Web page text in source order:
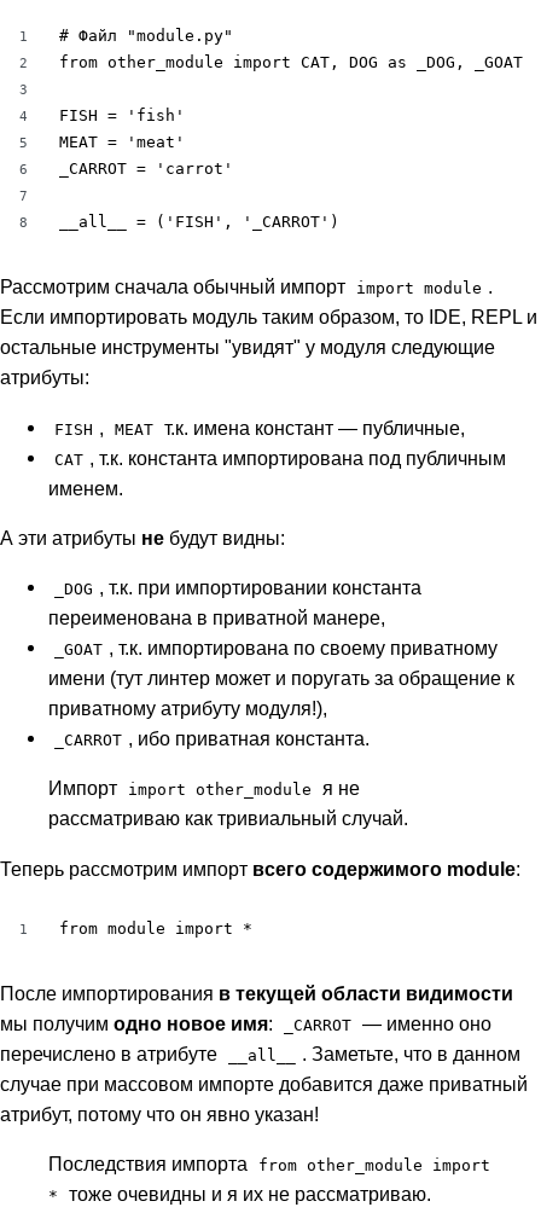
1
2
3
4
5
6
7
8
# Файл "module.py"
from other_module import CAT, DOG as _DOG, _GOAT
FISH = 'fish'
MEAT = 'meat'
_CARROT = 'carrot'
__all__ = ('FISH', '_CARROT')
Рассмотрим сначала обычный импорт import module .
Если импортировать модуль таким образом, то IDE, REPL и
остальные инструменты "увидят" у модуля следующие
атрибуты:
FISH MEAT т.к. имена констант — публичные,
CAT
, т.к. константа импортирована под публичным
именем.
А эти атрибуты не будут видны:
_DOG , т.к. при импортировании константа
переименована в приватной манере,
_GOAT , т.к. импортирована по своему приватному
имени (тут линтер может и поругать за обращение к
приватному атрибуту модуля!),
_CARROT , ибо приватная константа.
Импорт import other_module
я не
рассматриваю как тривиальный случай.
Теперь рассмотрим импорт всего содержимого module:
1 from module import *
После импортирования в текущей области видимости
мы получим одно новое имя: _CARROT — именно оно
перечислено в атрибуте
__all__
. Заметьте, что в данном
случае при массовом импорте добавится даже приватный
атрибут, потому что он явно указан!
Последствия импорта
from other_module import
*
тоже очевидны и я их не рассматриваю.